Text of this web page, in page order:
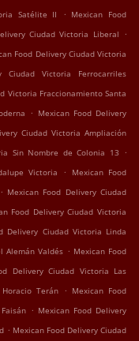
Satélite II . Mexican Food
Ciudad Victoria Liberal .
Food Delivery Ciudad Victoria
Ciudad Victoria Ferrocarriles
Victoria Fraccionamiento Santa
. Mexican Food Delivery
Ciudad Victoria Ampliación
Sin Nombre de Colonia 13 .
Victoria
.
Mexican Food
. Mexican Food Delivery Ciudad
Food Delivery Ciudad Victoria
Delivery Ciudad Victoria Linda
Alemán Valdés . Mexican Food
Delivery Ciudad Victoria Las
Terán . Mexican Food
. Mexican Food Delivery
. Mexican Food Delivery Ciudad